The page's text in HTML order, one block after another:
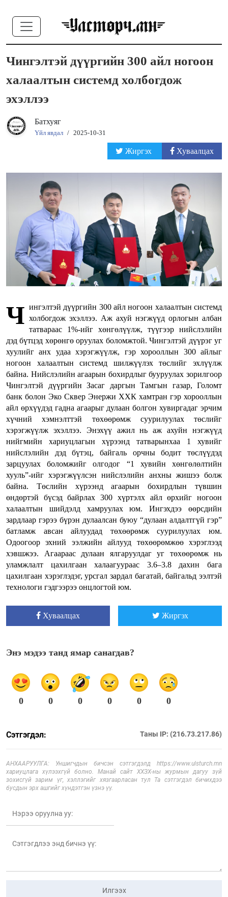
Чингэлтэй дүүргийн 300 айл ногоон
халаалтын системд холбогдож
эхэллээ
Батхуяг
Үйл явдал / 2025-10-31
Жиргэх Хуваалцах
Ч ингэлтэй дүүргийн 300 айл ногоон халаалтын системд
холбогдож эхэллээ. Аж ахуй нэгжүүд орлогын албан
татвараас 1%-ийг хөнгөлүүлж, түүгээр нийслэлийн
дэд бүтцэд хөрөнгө оруулах боломжтой. Чингэлтэй дүүрэг уг
хуулийг анх удаа хэрэгжүүлж, гэр хорооллын 300 айлыг
ногоон халаалтын системд шилжүүлэх төслийг эхлүүлж
байна. Нийслэлийн агаарын бохирдлыг бууруулах зорилгоор
Чингэлтэй дүүргийн Засаг даргын Тамгын газар, Голомт
банк болон Эко Сквер Энержи ХХК хамтран гэр хорооллын
айл өрхүүдэд гадна агаарыг дулаан болгон хувиргадаг эрчим
хүчний хэмнэлттэй төхөөрөмж суурилуулах төслийг
хэрэгжүүлж эхэллээ. Энэхүү ажил нь аж ахуйн нэгжүүд
нийгмийн хариуцлагын хүрээнд татварынхаа 1 хувийг
нийслэлийн дэд бүтэц, байгаль орчны бодит төслүүдэд
зарцуулах боломжийг олгодог “1 хувийн хөнгөлөлтийн
хууль”-ийг хэрэгжүүлсэн нийслэлийн анхны жишээ болж
байна. Төслийн хүрээнд агаарын бохирдлын түвшин
өндөртэй бүсэд байрлах 300 хүртэлх айл өрхийг ногоон
халаалтын шийдэлд хамруулах юм. Ингэхдээ өөрсдийн
зардлаар гэрээ бүрэн дулаалсан буюу “дулаан алдалтгүй гэр”
батламж авсан айлуудад төхөөрөмж суурилуулах юм.
Одоогоор эхний ээлжийн айлууд төхөөрөмжөө хэрэглээд
хэвшжээ. Агаараас дулаан ялгаруулдаг уг төхөөрөмж нь
уламжлалт цахилгаан халаагуураас 3.6–3.8 дахин бага
цахилгаан хэрэглэдэг, урсгал зардал багатай, байгальд ээлтэй
технологи гэдгээрээ онцлогтой юм.
Хуваалцах Жиргэх
Энэ мэдээ танд ямар санагдав?
0 0 0 0 0 0
Сэтгэгдэл: Таны IP: (216.73.217.86)
АНХААРУУЛГА: Уншигчдын бичсэн сэтгэгдэлд https://www.ulsturch.mn
хариуцлага хүлээхгүй болно. Манай сайт ХХЗХ-ны журмын дагуу зүй
зохисгүй зарим үг, хэллэгийг хязгаарласан тул Та сэтгэгдэл бичихдээ
бусдын эрх ашгийг хүндэтгэн үзнэ үү.
Илгээх